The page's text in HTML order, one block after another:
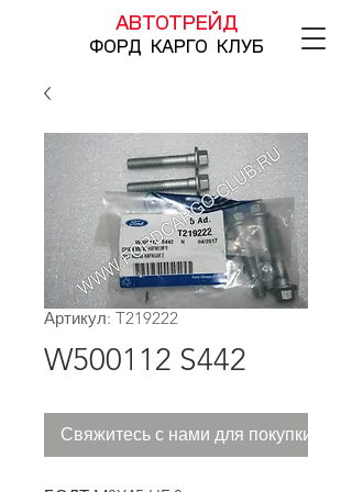
АВТОТРЕЙД
ФОРД КАРГО КЛУБ
Артикул: T219222
W500112 S442
Свяжитесь с нами для покупки